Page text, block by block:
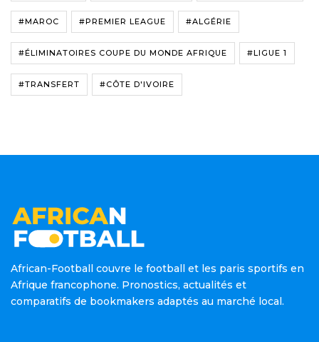
#MAROC #PREMIER LEAGUE #ALGÉRIE
#ÉLIMINATOIRES COUPE DU MONDE AFRIQUE #LIGUE 1
#TRANSFERT #CÔTE D'IVOIRE
African-Football couvre le football et les paris sportifs en
Afrique francophone. Pronostics, actualités et
comparatifs de bookmakers adaptés au marché local.